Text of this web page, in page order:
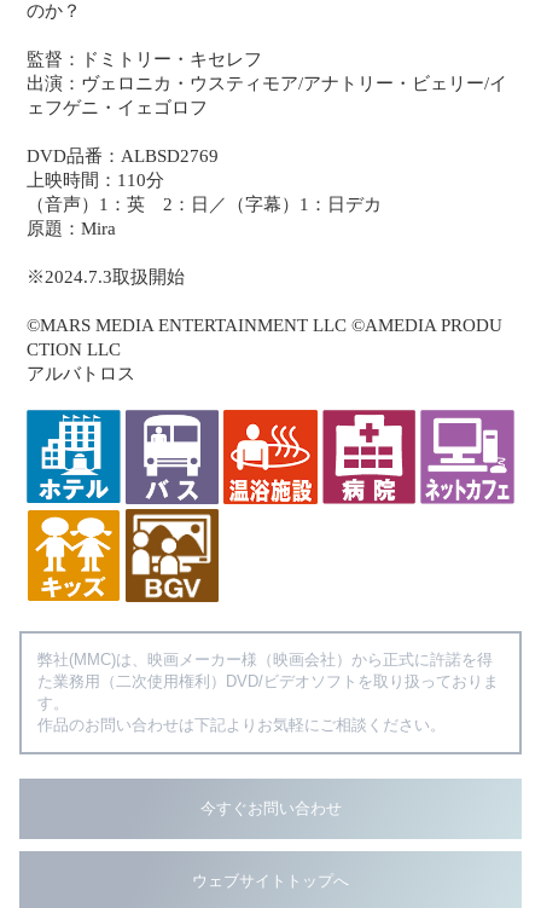
のか？
監督：ドミトリー・キセレフ
出演：ヴェロニカ・ウスティモア/アナトリー・ビェリー/イ
ェフゲニ・イェゴロフ
DVD品番：ALBSD2769
上映時間：110分
（音声）1：英 2：日／（字幕）1：日デカ
原題：Mira
※2024.7.3取扱開始
©MARS MEDIA ENTERTAINMENT LLC ©AMEDIA PRODU
CTION LLC
アルバトロス
弊社(MMC)は、映画メーカー様（映画会社）から正式に許諾を得
た業務用（二次使用権利）DVD/ビデオソフトを取り扱っておりま
す。
作品のお問い合わせは下記よりお気軽にご相談ください。
今すぐお問い合わせ
ウェブサイトトップへ